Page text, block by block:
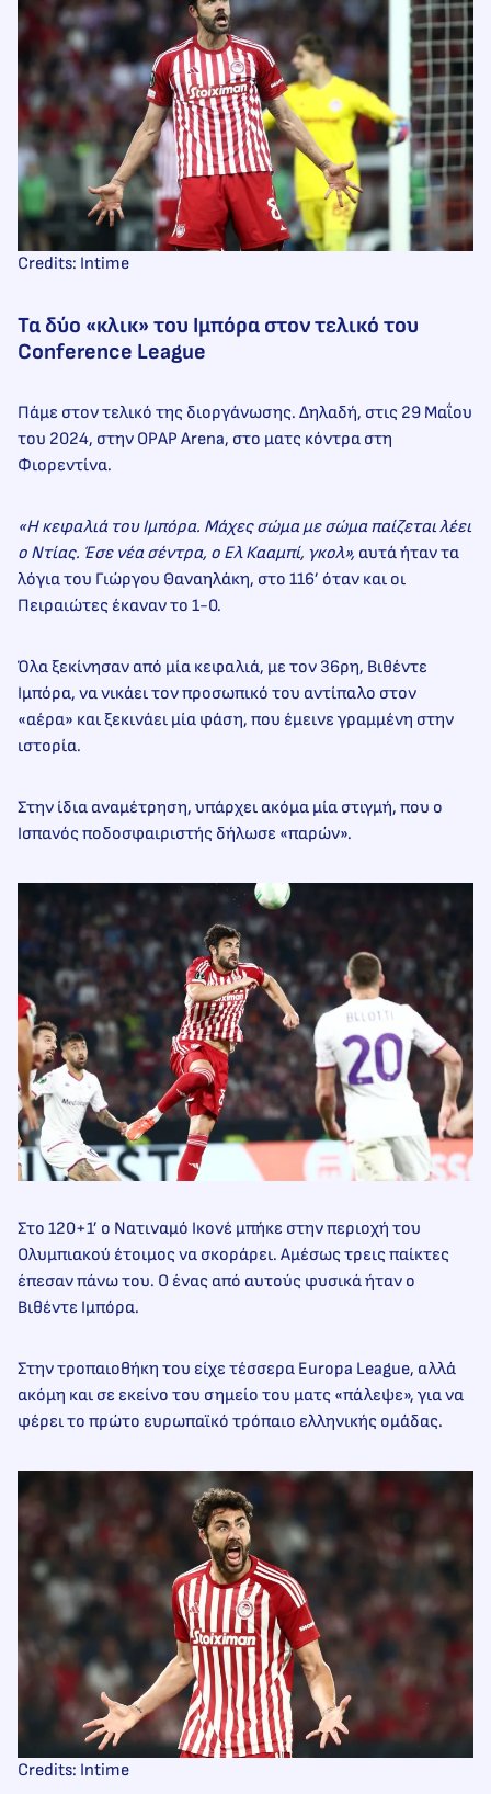
Credits: Intime
Τα δύο «κλικ» του Ιμπόρα στον τελικό του
Conference League
Πάμε στον τελικό της διοργάνωσης. Δηλαδή, στις 29 Μαΐου
του 2024, στην OPAP Arena, στο ματς κόντρα στη
Φιορεντίνα.
«Η κεφαλιά του Ιμπόρα. Μάχες σώμα με σώμα παίζεται λέει
ο Ντίας. Έσε νέα σέντρα, ο Ελ Κααμπί, γκολ», αυτά ήταν τα
λόγια του Γιώργου Θαναηλάκη, στο 116’ όταν και οι
Πειραιώτες έκαναν το 1-0.
Όλα ξεκίνησαν από μία κεφαλιά, με τον 36ρη, Βιθέντε
Ιμπόρα, να νικάει τον προσωπικό του αντίπαλο στον
«αέρα» και ξεκινάει μία φάση, που έμεινε γραμμένη στην
ιστορία.
Στην ίδια αναμέτρηση, υπάρχει ακόμα μία στιγμή, που ο
Ισπανός ποδοσφαιριστής δήλωσε «παρών».
Στο 120+1’ ο Νατιναμό Ικονέ μπήκε στην περιοχή του
Ολυμπιακού έτοιμος να σκοράρει. Αμέσως τρεις παίκτες
έπεσαν πάνω του. Ο ένας από αυτούς φυσικά ήταν ο
Βιθέντε Ιμπόρα.
Στην τροπαιοθήκη του είχε τέσσερα Europa League, αλλά
ακόμη και σε εκείνο του σημείο του ματς «πάλεψε», για να
φέρει το πρώτο ευρωπαϊκό τρόπαιο ελληνικής ομάδας.
Credits: Intime